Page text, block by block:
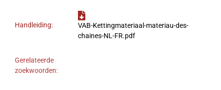
Handleiding:
VAB-Kettingmateriaal-materiau-des-
chaines-NL-FR.pdf
Gerelateerde
zoekwoorden: